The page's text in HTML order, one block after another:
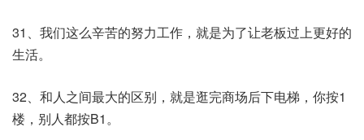
31、我们这么辛苦的努力工作，就是为了让老板过上更好的
生活。
32、和人之间最大的区别，就是逛完商场后下电梯，你按1
楼，别人都按B1。